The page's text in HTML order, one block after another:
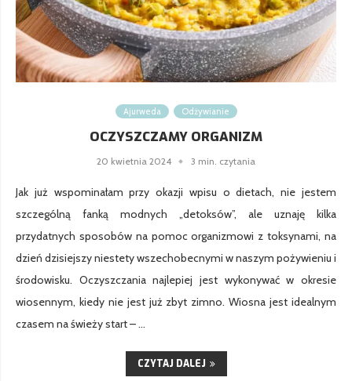
Ajurweda Odżywianie
OCZYSZCZAMY ORGANIZM
20 kwietnia 2024 3 min. czytania
Jak już wspominałam przy okazji wpisu o dietach, nie jestem
szczególną fanką modnych „detoksów”, ale uznaję kilka
przydatnych sposobów na pomoc organizmowi z toksynami, na
dzień dzisiejszy niestety wszechobecnymi w naszym pożywieniu i
środowisku. Oczyszczania najlepiej jest wykonywać w okresie
wiosennym, kiedy nie jest już zbyt zimno. Wiosna jest idealnym
czasem na świeży start – …
CZYTAJ DALEJ